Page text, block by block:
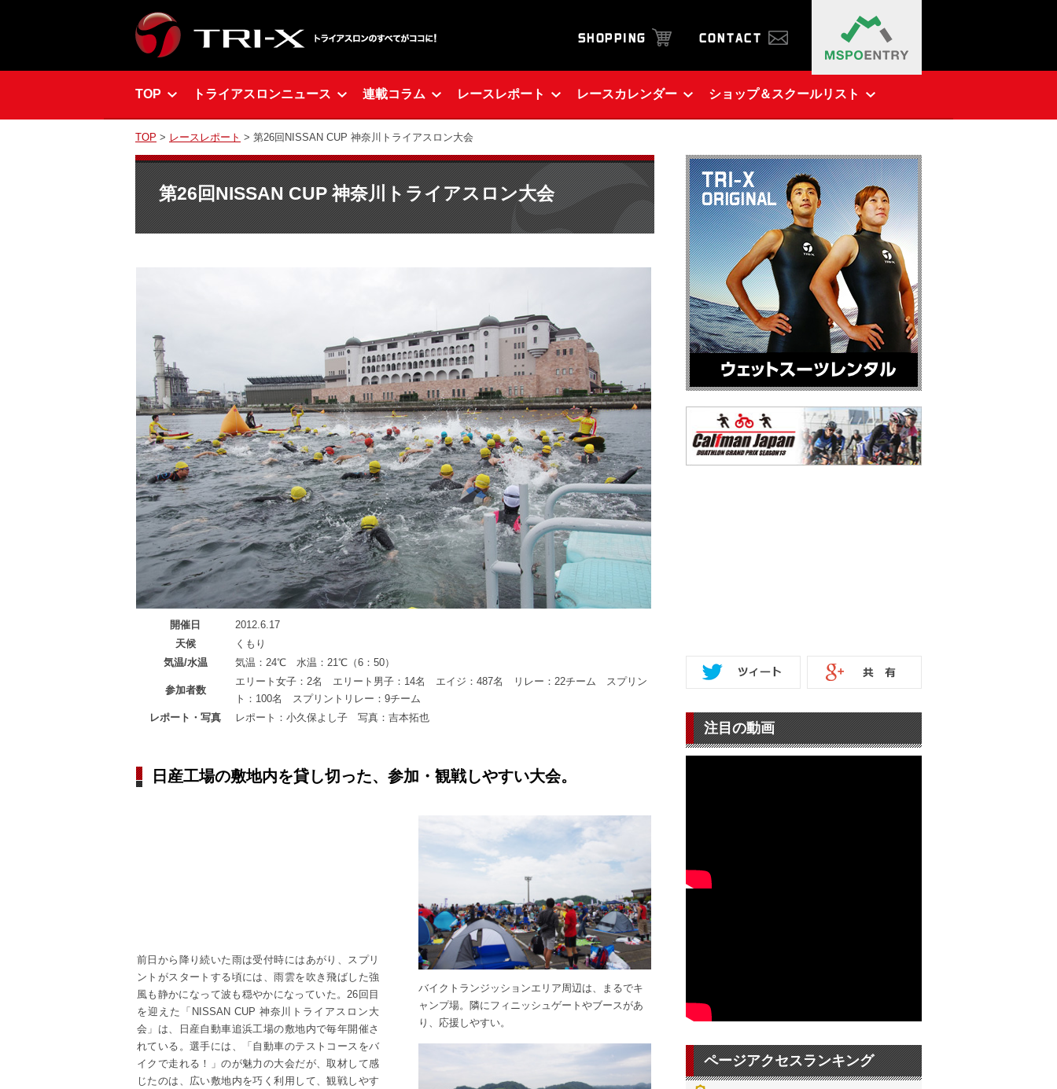
TOP トライアスロンニュース 連載コラム レースレポート レースカレンダー ショップ＆スクールリスト
TOP > レースレポート > 第26回NISSAN CUP 神奈川トライアスロン大会
第26回NISSAN CUP 神奈川トライアスロン大会
開催日
2012.6.17
天候
くもり
気温/水温
気温：24℃ 水温：21℃（6：50）
参加者数
エリート女子：2名 エリート男子：14名 エイジ：487名 リレー：22チーム スプリン
ト：100名 スプリントリレー：9チーム
レポート・写真
レポート：小久保よし子 写真：吉本拓也
日産工場の敷地内を貸し切った、参加・観戦しやすい大会。
前日から降り続いた雨は受付時にはあがり、スプリ
ントがスタートする頃には、雨雲を吹き飛ばした強
風も静かになって波も穏やかになっていた。26回目
を迎えた「NISSAN CUP 神奈川トライアスロン大
会」は、日産自動車追浜工場の敷地内で毎年開催さ
れている。選手には、「自動車のテストコースをバ
イクで走れる！」のが魅力の大会だが、取材して感
じたのは、広い敷地内を巧く利用して、観戦しやす
バイクトランジッションエリア周辺は、まるでキ
ャンプ場。隣にフィニッシュゲートやブースがあ
り、応援しやすい。
注目の動画
ページアクセスランキング